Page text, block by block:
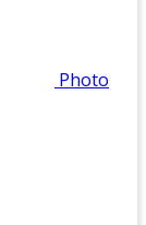
Photo